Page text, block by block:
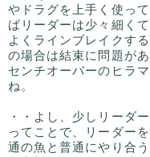
やドラグを上手く使っ
ばリーダーは少々細く
よくラインブレイクす
の場合は結束に問題が
センチオーバーのヒラ
ね。
・・よし、少しリーダ
ってことで、リーダー
通の魚と普通にやり合